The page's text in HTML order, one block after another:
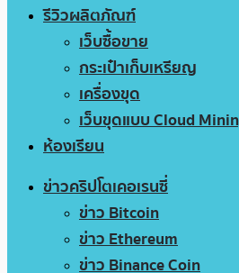
รีวิวผลิตภัณฑ์
เว็บซื้อขาย
กระเป๋าเก็บเหรียญ
เครื่องขุด
เว็บขุดแบบ Cloud
ห้องเรียน
ข่าวคริปโตเคอเรนซี่
ข่าว Bitcoin
ข่าว Ethereum
ข่าว Binance Coin